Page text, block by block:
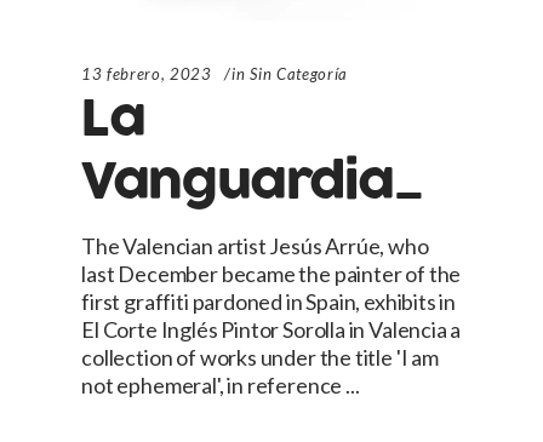
13 febrero, 2023 in Sin Categoría
La
Vanguardia_
The Valencian artist Jesús Arrúe, who
last December became the painter of the
first graffiti pardoned in Spain, exhibits in
El Corte Inglés Pintor Sorolla in Valencia a
collection of works under the title 'I am
not ephemeral', in reference